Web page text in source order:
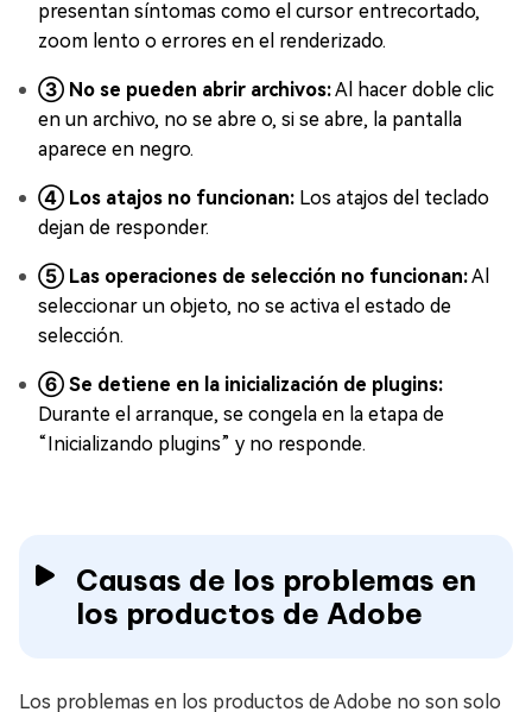
presentan síntomas como el cursor entrecortado,
zoom lento o errores en el renderizado.
③ No se pueden abrir archivos:Al hacer doble clic
en un archivo, no se abre o, si se abre, la pantalla
aparece en negro.
④ Los atajos no funcionan: Los atajos del teclado
dejan de responder.
⑤ Las operaciones de selección no funcionan:Al
seleccionar un objeto, no se activa el estado de
selección.
⑥ Se detiene en la inicialización de plugins:
Durante el arranque, se congela en la etapa de
“Inicializando plugins” y no responde.
Causas de los problemas en
los productos de Adobe
Los problemas en los productos de Adobe no son solo